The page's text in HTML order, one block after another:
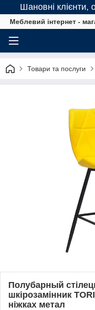
Шановні клієнти,
Меблевий інтернет -
Товари та послуги
Полубарный
шкірозамінник
ніжках метал